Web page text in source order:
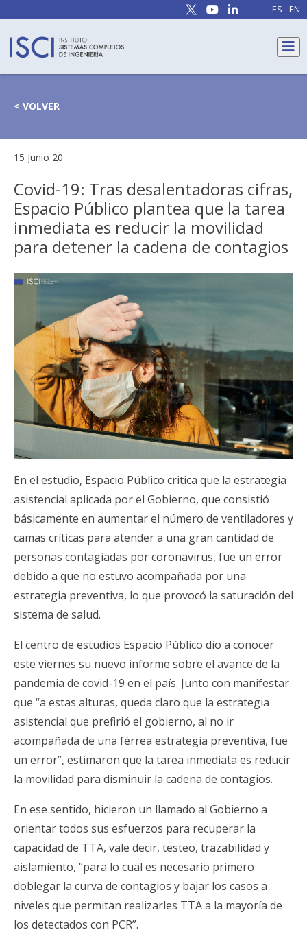
ES EN
< VOLVER
15 Junio 20
Covid-19: Tras desalentadoras cifras,
Espacio Público plantea que la tarea
inmediata es reducir la movilidad
para detener la cadena de contagios
En el estudio, Espacio Público critica que la estrategia
asistencial aplicada por el Gobierno, que consistió
básicamente en aumentar el número de ventiladores y
camas críticas para atender a una gran cantidad de
personas contagiadas por coronavirus, fue un error
debido a que no estuvo acompañada por una
estrategia preventiva, lo que provocó la saturación del
sistema de salud.
El centro de estudios Espacio Público dio a conocer
este viernes su nuevo informe sobre el avance de la
pandemia de covid-19 en el país. Junto con manifestar
que “a estas alturas, queda claro que la estrategia
asistencial que prefirió el gobierno, al no ir
acompañada de una férrea estrategia preventiva, fue
un error”, estimaron que la tarea inmediata es reducir
la movilidad para disminuir la cadena de contagios.
En ese sentido, hicieron un llamado al Gobierno a
orientar todos sus esfuerzos para recuperar la
capacidad de TTA, vale decir, testeo, trazabilidad y
aislamiento, “para lo cual es necesario primero
doblegar la curva de contagios y bajar los casos a
niveles que permitan realizarles TTA a la mayoría de
los detectados con PCR”.